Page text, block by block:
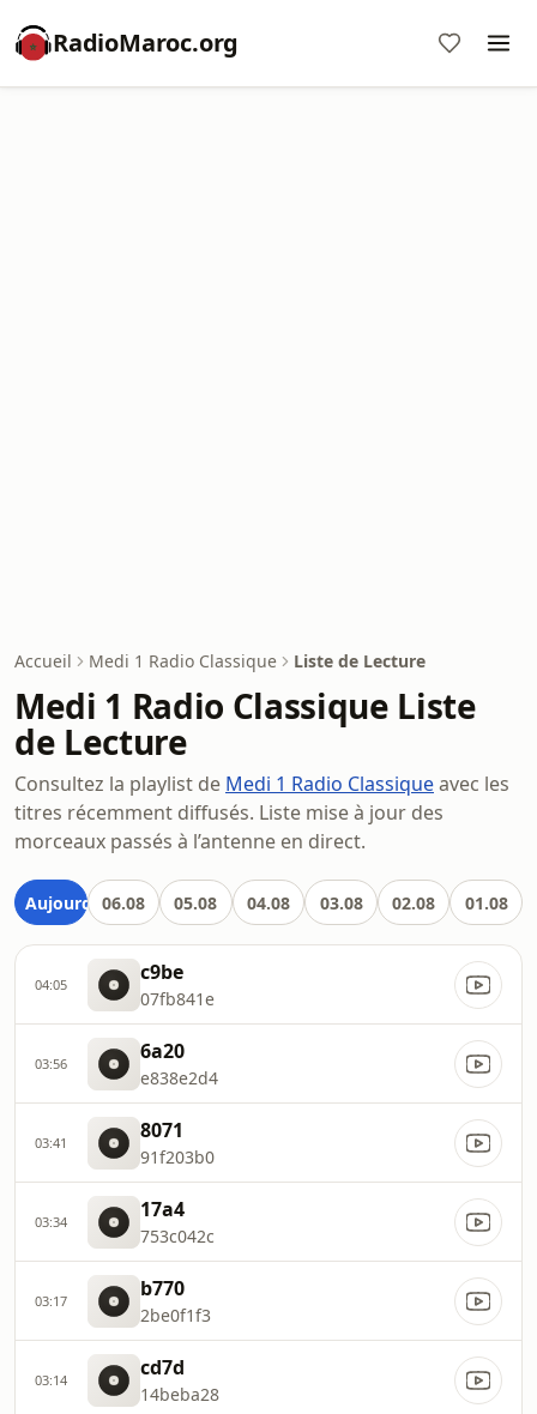
RadioMaroc.org
Accueil Medi 1 Radio Classique Liste de Lecture
Medi 1 Radio Classique Liste
de Lecture
Consultez la playlist de Medi 1 Radio Classiqueavec les
titres récemment diffusés. Liste mise à jour des
morceaux passés à l’antenne en direct.
Aujourd'hui06.08 05.08 04.08 03.08 02.08 01.08
04:05 c9be
07fb841e
03:56 6a20
e838e2d4
03:41 8071
91f203b0
03:34 17a4
753c042c
03:17 b770
2be0f1f3
03:14 cd7d
14beba28